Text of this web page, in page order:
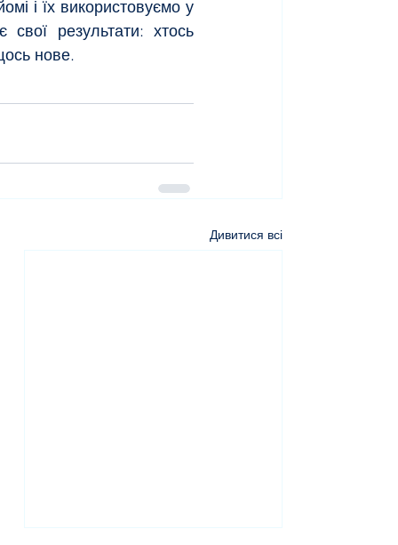
і їх використовуємо у
результати: хтось
нове.
Дивитися всі